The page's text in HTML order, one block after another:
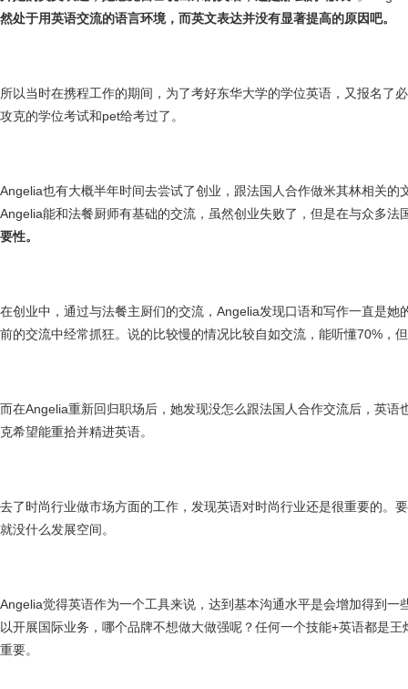
然处于用英语交流的语言环境，而英文表达并没有显著提高的原因吧。
所以当时在携程工作的期间，为了考好东华大学的学位英语，又报名了
攻克的学位考试和pet给考过了。
Angelia也有大概半年时间去尝试了创业，跟法国人合作做米其林相关的
Angelia能和法餐厨师有基础的交流，虽然创业失败了，但是在与众多法
要性。
在创业中，通过与法餐主厨们的交流，Angelia发现口语和写作一直是她
前的交流中经常抓狂。说的比较慢的情况比较自如交流，能听懂70%，
而在Angelia重新回归职场后，她发现没怎么跟法国人合作交流后，英语
克希望能重拾并精进英语。
去了时尚行业做市场方面的工作，发现英语对时尚行业还是很重要的。
就没什么发展空间。
Angelia觉得英语作为一个工具来说，达到基本沟通水平是会增加得到一
以开展国际业务，哪个品牌不想做大做强呢？任何一个技能+英语都是
重要。